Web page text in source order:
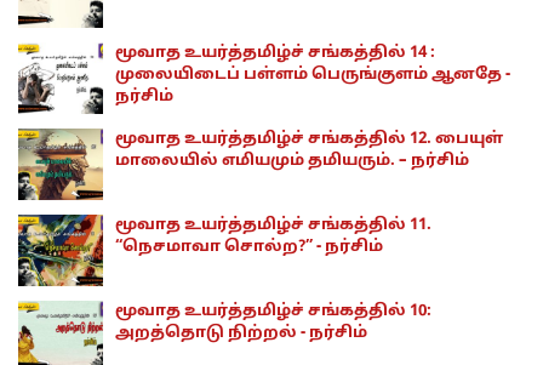
மூவாத உயர்த்தமிழ்ச் சங்கத்தில் 14 :
முலையிடைப் பள்ளம் பெருங்குளம் ஆனதே -
நர்சிம்
மூவாத உயர்த்தமிழ்ச் சங்கத்தில் 12. பையுள்
மாலையில் எமியமும் தமியரும். – நர்சிம்
மூவாத உயர்த்தமிழ்ச் சங்கத்தில் 11.
“நெசமாவா சொல்ற?” - நர்சிம்
மூவாத உயர்த்தமிழ்ச் சங்கத்தில் 10:
அறத்தொடு நிற்றல் - நர்சிம்